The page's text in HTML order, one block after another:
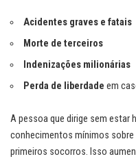
Acidentes graves e fatais
Morte de terceiros
Indenizações milionárias
Perda de liberdade em
A pessoa que dirige sem estar
conhecimentos mínimos
primeiros socorros. Isso